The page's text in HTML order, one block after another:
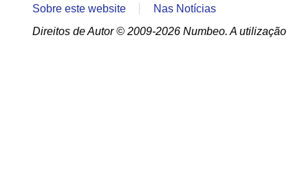
Sobre este website
Nas Notícias
Direitos de Autor © 2009-2026 Numbeo. A